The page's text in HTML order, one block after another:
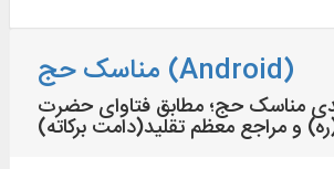
مناسک حج (Android)
مناسک حج؛ مطابق فتاوای حضرت
و مراجع معظم تقلید(دامت برکاته)